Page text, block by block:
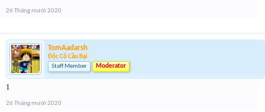
26 Tháng mười 2020
TomAadarsh
Độc Cô Cầu Bại
Staff Member
Moderator
1
26 Tháng mười 2020